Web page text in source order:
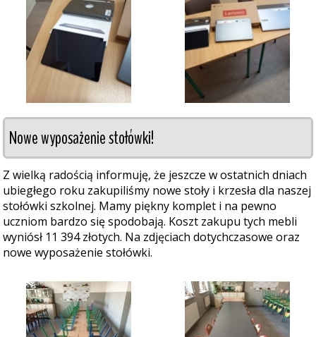
Nowe wyposażenie stołówki!
Z wielką radością informuję, że jeszcze w ostatnich dniach
ubiegłego roku zakupiliśmy nowe stoły i krzesła dla naszej
stołówki szkolnej. Mamy piękny komplet i na pewno
uczniom bardzo się spodobają. Koszt zakupu tych mebli
wyniósł 11 394 złotych. Na zdjęciach dotychczasowe oraz
nowe wyposażenie stołówki.